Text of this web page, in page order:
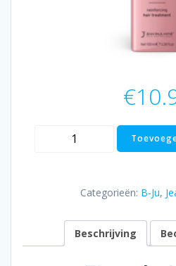
€
B-
Treatment
100ml
aantal
Categorieën: B-Ju,
Beschrijving